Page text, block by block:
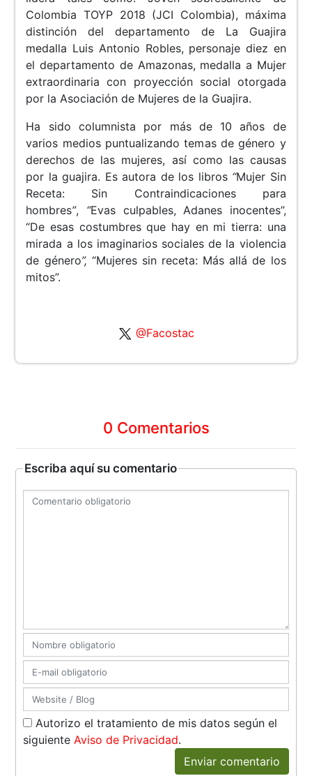
Colombia TOYP 2018 (JCI Colombia), máxima
distinción del departamento de La Guajira
medalla Luis Antonio Robles, personaje diez en
el departamento de Amazonas, medalla a Mujer
extraordinaria con proyección social otorgada
por la Asociación de Mujeres de la Guajira.
Ha sido columnista por más de 10 años de
varios medios puntualizando temas de género y
derechos de las mujeres, así como las causas
por la guajira. Es autora de los libros “Mujer Sin
Receta: Sin Contraindicaciones para
hombres”, “Evas culpables, Adanes inocentes”,
“De esas costumbres que hay en mi tierra: una
mirada a los imaginarios sociales de la violencia
de género”, “Mujeres sin receta: Más allá de los
mitos”.
@Facostac
0 Comentarios
Escriba aquí su comentario
Autorizo el tratamiento de mis datos según el
siguienteAviso de Privacidad.
Enviar comentario